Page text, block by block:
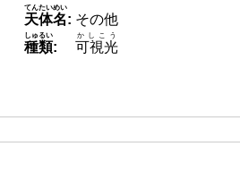
天体名
てんたいめい
: その他
種類
しゅるい
: 可視光
かしこう